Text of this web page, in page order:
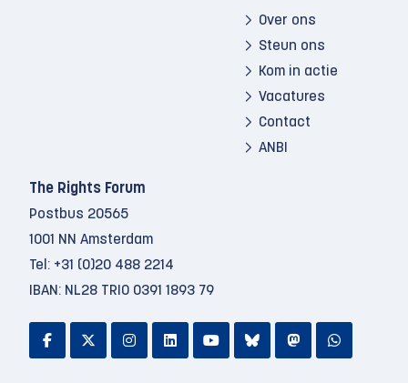
Over ons
Steun ons
Kom in actie
Vacatures
Contact
ANBI
The Rights Forum
Postbus 20565
1001 NN Amsterdam
Tel: +31 (0)20 488 2214
IBAN: NL28 TRIO 0391 1893 79